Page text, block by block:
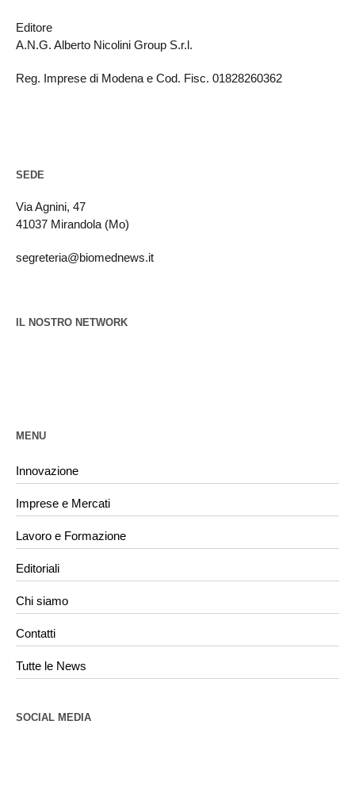
Editore
A.N.G. Alberto Nicolini Group S.r.l.
Reg. Imprese di Modena e Cod. Fisc. 01828260362
SEDE
Via Agnini, 47
41037 Mirandola (Mo)
segreteria@biomednews.it
IL NOSTRO NETWORK
MENU
Innovazione
Imprese e Mercati
Lavoro e Formazione
Editoriali
Chi siamo
Contatti
Tutte le News
SOCIAL MEDIA